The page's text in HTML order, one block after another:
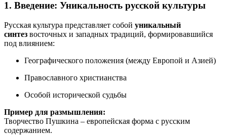
1. Введение: Уникальность русской культуры
Русская культура представляет собой уникальный
синтез восточных и западных традиций, формировавшийся
под влиянием:
Географического положения (между Европой и Азией)
Православного христианства
Особой исторической судьбы
Пример для размышления:
Творчество Пушкина – европейская форма с русским
содержанием.